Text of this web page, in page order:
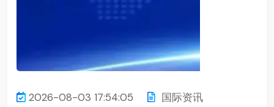
2026-08-03 17:54:05
国际资讯